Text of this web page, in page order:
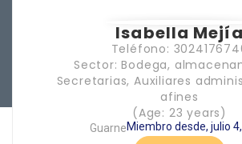
Isabella Mejía
Teléfono:
Sector: Bodega,
Secretarias, Auxiliares
afines
(Age: 23 years)
GuarneMiembro desde, julio